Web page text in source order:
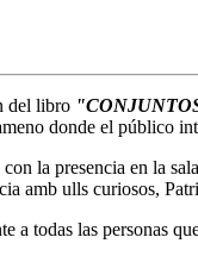
del libro
donde el público
la presencia en la
amb ulls curiosos,
a todas las personas